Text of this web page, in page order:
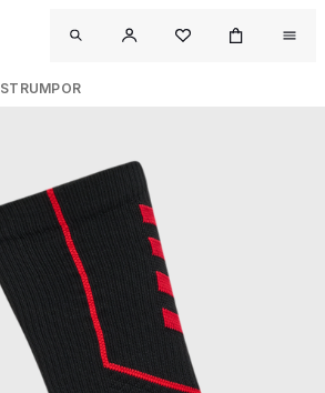
STRUMPOR